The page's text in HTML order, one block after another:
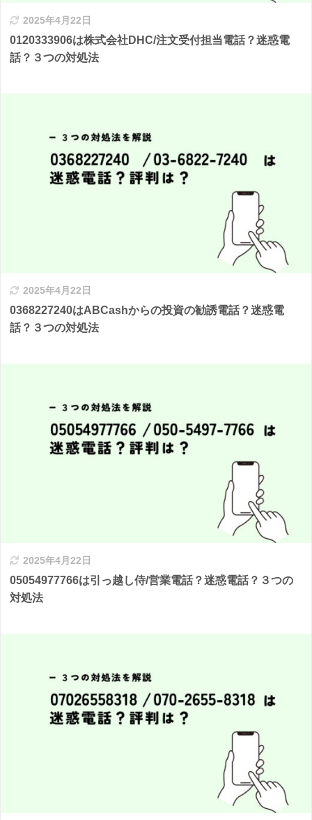
2025年4月22日
0120333906は株式会社DHC/注文受付担当電話？迷惑電
話？３つの対処法
2025年4月22日
0368227240はABCashからの投資の勧誘電話？迷惑電
話？３つの対処法
2025年4月22日
05054977766は引っ越し侍/営業電話？迷惑電話？３つの
対処法